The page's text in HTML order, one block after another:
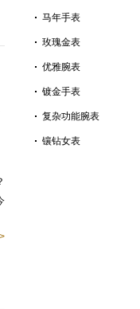
马年手表
玫瑰金表
优雅腕表
镀金手表
复杂功能腕表
镶钻女表